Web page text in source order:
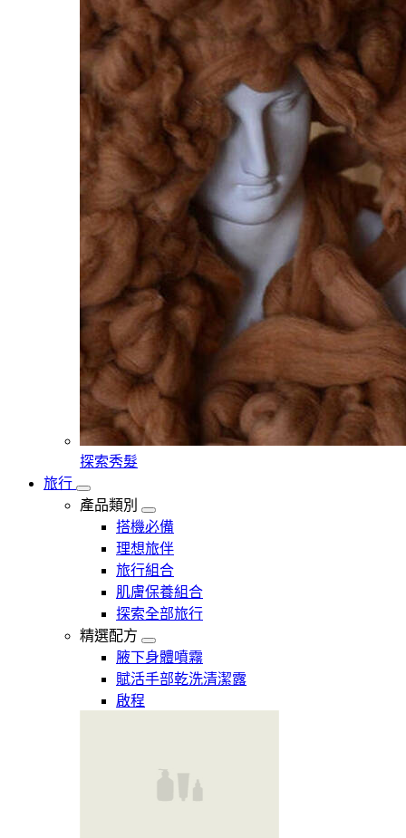
探索秀髮
旅行
產品類別
搭機必備
理想旅伴
旅行組合
肌膚保養組合
探索全部旅行
精選配方
腋下身體噴霧
賦活手部乾洗清潔露
啟程